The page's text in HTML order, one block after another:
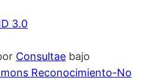
3.0
Consultae bajo
Reconocimiento-No